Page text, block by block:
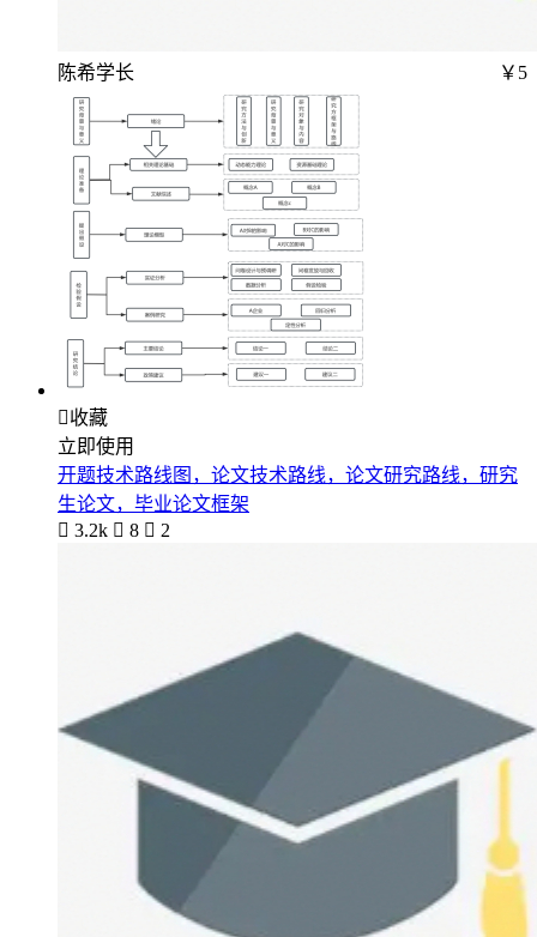
陈希学长 ￥5
收藏
立即使用
开题技术路线图，论文技术路线，论文研究路线，研究
生论文，毕业论文框架
 3.2k  8  2